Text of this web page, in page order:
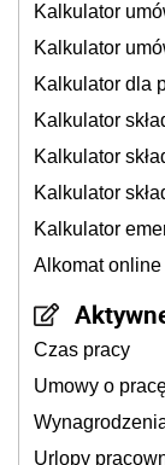
Kalkulator
Kalkulator
Kalkulator dla
Kalkulator
Kalkulator
Kalkulator
Kalkulator
Alkomat online
Czas pracy
Umowy o
Urlopy